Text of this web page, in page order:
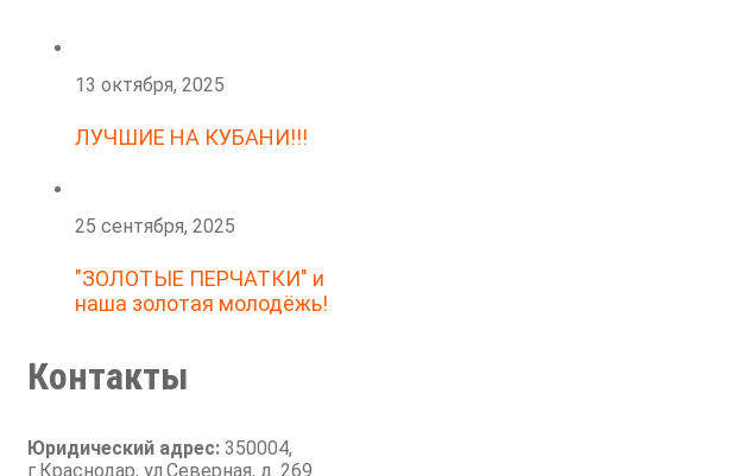
13 октября, 2025
ЛУЧШИЕ НА КУБАНИ!!!
25 сентября, 2025
"ЗОЛОТЫЕ ПЕРЧАТКИ" и
наша золотая молодёжь!
Контакты
Юридический адрес: 350004,
г.Краснодар, ул.Северная, д. 269